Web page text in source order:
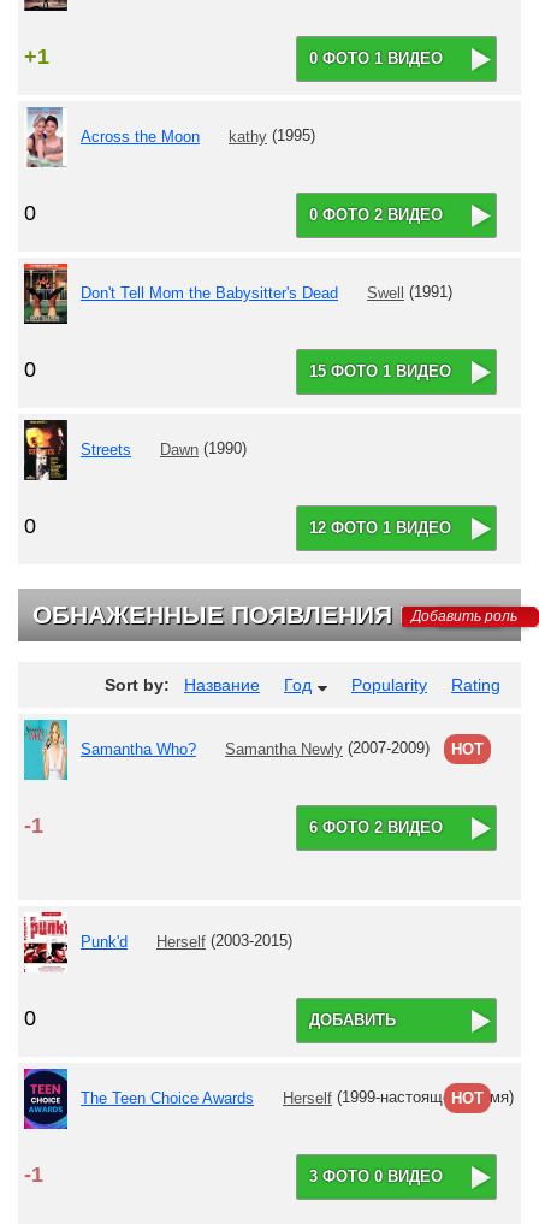
0 ФОТО 1 ВИДЕО
+1
Across the Moon kathy (1995)
0 ФОТО 2 ВИДЕО
0
Don't Tell Mom the Babysitter's Dead Swell (1991)
15 ФОТО 1 ВИДЕО
0
Streets Dawn (1990)
12 ФОТО 1 ВИДЕО
0
ОБНАЖЕННЫЕ ПОЯВЛЕНИЯ НА ТВ
Добавить роль
Sort by: Название Год Popularity Rating
Samantha Who? Samantha Newly (2007-2009)
6 ФОТО 2 ВИДЕО
-1
HOT
Punk'd Herself (2003-2015)
ДОБАВИТЬ
0
The Teen Choice Awards Herself (1999-настоящее время)
3 ФОТО 0 ВИДЕО
-1
HOT